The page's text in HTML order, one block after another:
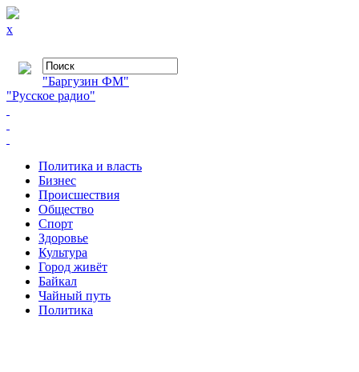
x
"Баргузин ФМ"
"Русское радио"
Политика и власть
Бизнес
Происшествия
Общество
Cпорт
Здоровье
Культура
Город живёт
Байкал
Чайный путь
Политика